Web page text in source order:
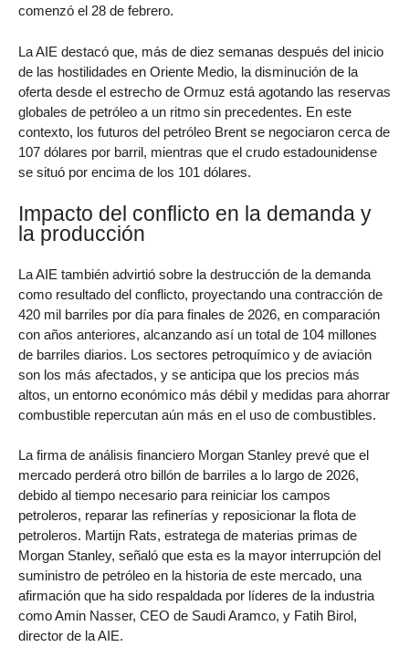
comenzó el 28 de febrero.
La AIE destacó que, más de diez semanas después del inicio
de las hostilidades en Oriente Medio, la disminución de la
oferta desde el estrecho de Ormuz está agotando las reservas
globales de petróleo a un ritmo sin precedentes. En este
contexto, los futuros del petróleo Brent se negociaron cerca de
107 dólares por barril, mientras que el crudo estadounidense
se situó por encima de los 101 dólares.
Impacto del conflicto en la demanda y
la producción
La AIE también advirtió sobre la destrucción de la demanda
como resultado del conflicto, proyectando una contracción de
420 mil barriles por día para finales de 2026, en comparación
con años anteriores, alcanzando así un total de 104 millones
de barriles diarios. Los sectores petroquímico y de aviación
son los más afectados, y se anticipa que los precios más
altos, un entorno económico más débil y medidas para ahorrar
combustible repercutan aún más en el uso de combustibles.
La firma de análisis financiero Morgan Stanley prevé que el
mercado perderá otro billón de barriles a lo largo de 2026,
debido al tiempo necesario para reiniciar los campos
petroleros, reparar las refinerías y reposicionar la flota de
petroleros. Martijn Rats, estratega de materias primas de
Morgan Stanley, señaló que esta es la mayor interrupción del
suministro de petróleo en la historia de este mercado, una
afirmación que ha sido respaldada por líderes de la industria
como Amin Nasser, CEO de Saudi Aramco, y Fatih Birol,
director de la AIE.